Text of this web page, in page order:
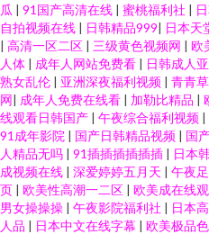
瓜 | 91国产高清在线 | 蜜桃福利社 |
自拍视频在线 | 日韩精品999| 日本天
| 高清一区二区 | 三级黄色视频网 | 欧
人体 | 成年人网站免费看 | 日韩成人
熟女乱伦 | 亚洲深夜福利视频 | 青青
网| 成年人免费在线看 | 加勒比精品 |
线观看日韩国产 | 午夜综合福利视频 |
91成年影院 | 国产日韩精品视频 | 国
人精品无吗 | 91插插插插插插 | 日本
成视频在线 | 深爱婷婷五月天 | 午夜
页 | 欧美性高潮一二区 | 欧美成在线
男女操操操 | 午夜影院福利社 | 日本
人品 | 日本中文在线字幕 | 欧美极品色